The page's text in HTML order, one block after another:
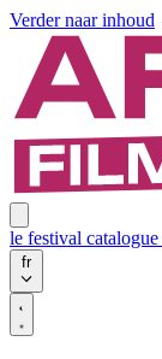
Verder naar inhoud
le festival catalogue
fr